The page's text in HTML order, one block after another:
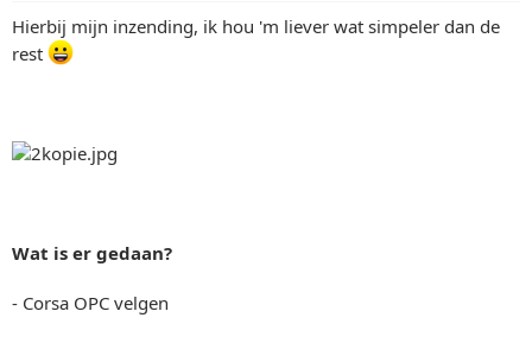
Hierbij mijn inzending, ik hou 'm liever wat simpeler dan de
rest
Wat is er gedaan?
- Corsa OPC velgen